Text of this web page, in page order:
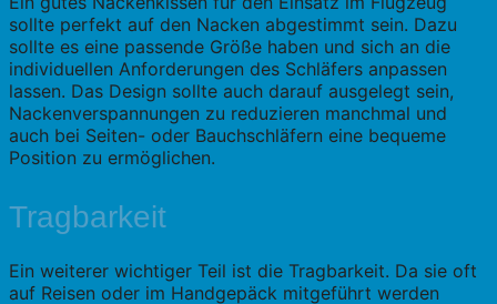
sollte perfekt auf den Nacken abgestimmt sein. Dazu
sollte es eine passende Größe haben und sich an die
individuellen Anforderungen des Schläfers anpassen
lassen. Das Design sollte auch darauf ausgelegt sein,
Nackenverspannungen zu reduzieren manchmal und
auch bei Seiten- oder Bauchschläfern eine bequeme
Position zu ermöglichen.
Tragbarkeit
Ein weiterer wichtiger Teil ist die Tragbarkeit. Da sie oft
auf Reisen oder im Handgepäck mitgeführt werden